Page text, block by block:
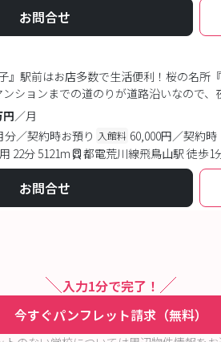
お問合せ
』駅前はお店多数で生活便利！桜の名所
ションまでの道のりが道路沿いなので、
円／月
分／契約時お預り 入館料 60,000円／契約時
22分 5121m
都電荒川線飛鳥山駅 徒歩1
お問合せ
入力1分で完了！
今すぐパンフレット請求（無料）